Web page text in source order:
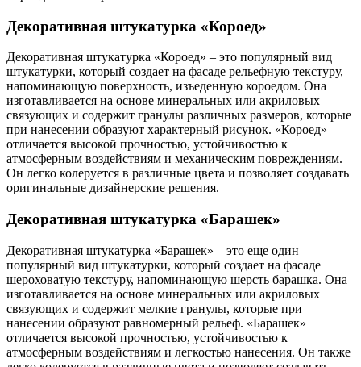
Декоративная штукатурка «Короед»
Декоративная штукатурка «Короед» – это популярный вид
штукатурки, который создает на фасаде рельефную текстуру,
напоминающую поверхность, изъеденную короедом. Она
изготавливается на основе минеральных или акриловых
связующих и содержит гранулы различных размеров, которые
при нанесении образуют характерный рисунок. «Короед»
отличается высокой прочностью, устойчивостью к
атмосферным воздействиям и механическим повреждениям.
Он легко колеруется в различные цвета и позволяет создавать
оригинальные дизайнерские решения.
Декоративная штукатурка «Барашек»
Декоративная штукатурка «Барашек» – это еще один
популярный вид штукатурки, который создает на фасаде
шероховатую текстуру, напоминающую шерсть барашка. Она
изготавливается на основе минеральных или акриловых
связующих и содержит мелкие гранулы, которые при
нанесении образуют равномерный рельеф. «Барашек»
отличается высокой прочностью, устойчивостью к
атмосферным воздействиям и легкостью нанесения. Он также